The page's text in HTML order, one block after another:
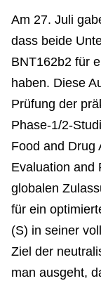
Am 27. Juli
dass beide
BNT162b2 für
haben. Diese
Prüfung der
Phase-1/2-
Food and Drug
Evaluation and
globalen
für ein
(S) in seiner
Ziel der
man ausgeht,